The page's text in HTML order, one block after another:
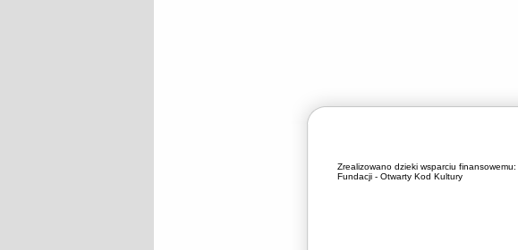
Zrealizowano dzieki wsparciu finansowemu:
Fundacji - Otwarty Kod Kultury